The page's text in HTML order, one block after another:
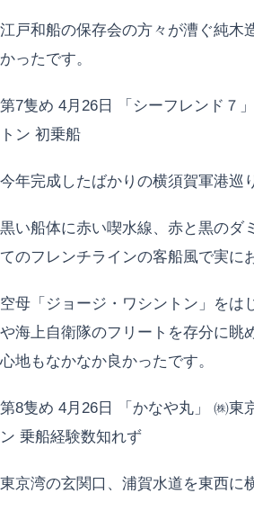
江戸和船の保存会の方々が漕ぐ純木
かったです。
第7隻め 4月26日 「シーフレンド７
トン 初乗船
今年完成したばかりの横須賀軍港巡
黒い船体に赤い喫水線、赤と黒のダ
てのフレンチラインの客船風で実に
空母「ジョージ・ワシントン」をは
や海上自衛隊のフリートを存分に眺
心地もなかなか良かったです。
第8隻め 4月26日 「かなや丸」 ㈱東
ン 乗船経験数知れず
東京湾の玄関口、浦賀水道を東西に